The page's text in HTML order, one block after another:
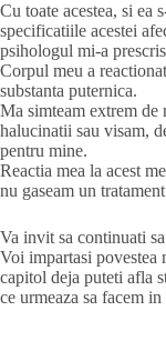
Cu toate acestea, si ea
specificatiile acestei
psihologul mi-a
Corpul meu a
substanta puternica.
Ma simteam extrem de
halucinatii sau visam,
pentru mine.
Reactia mea la acest
nu gaseam un
Va invit sa continuati
Voi impartasi povestea
capitol deja puteti afla
ce urmeaza sa facem